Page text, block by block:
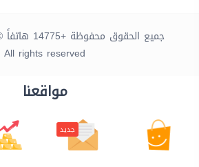
جميع الحقوق محفوظة +14775 هاتفاً © موبايلاوي 2026
All rights reserved